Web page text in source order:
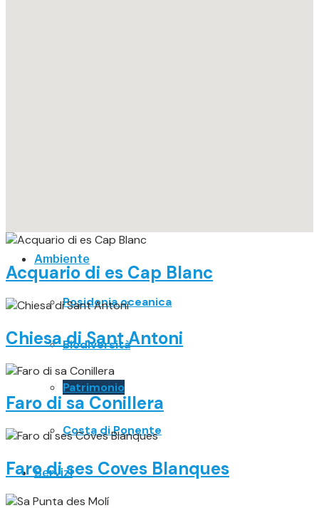
Ambiente
Posidonia oceanica
Biodiversità
Patrimonio
Costa di Ponente
Servizi
Acquario di es Cap Blanc
Chiesa di Sant Antoni
Faro di sa Conillera
Faro di ses Coves Blanques